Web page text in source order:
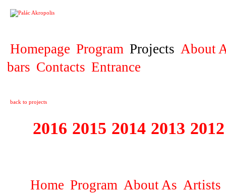
Homepage Program Projects About
bars Contacts Entrance
back to projects
2016 2015 2014 2013 2012
Home Program About As Artists